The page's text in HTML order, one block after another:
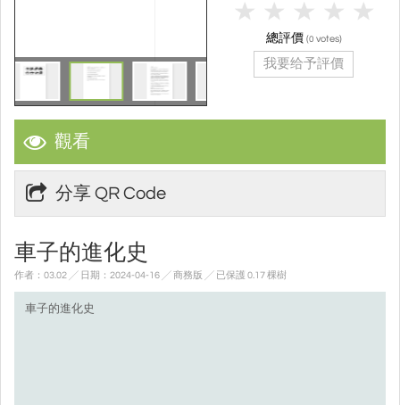
觀看
分享 QR Code
車子的進化史
作者：03.02 ╱ 日期：2024-04-16 ╱ 商務版 ╱ 已保護 0.17 棵樹
車子的進化史
總評價 (0 votes)
我要给予評價